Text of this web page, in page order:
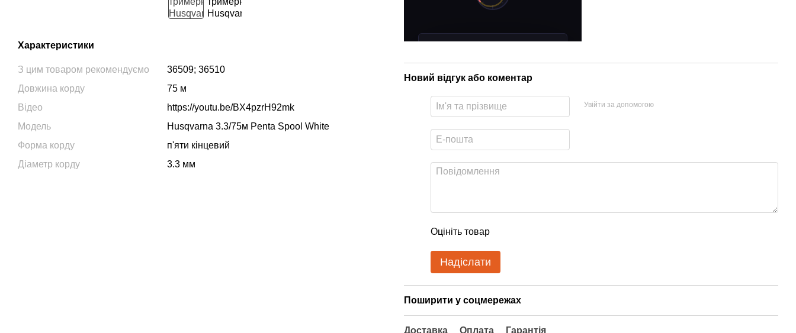
Характеристики
З цим товаром рекомендуємо
36509; 36510
Довжина корду
75 м
Відео
https://youtu.be/BX4pzrH92mk
Модель
Husqvarna 3.3/75м Penta Spool White
Форма корду
п'яти кінцевий
Діаметр корду
3.3 мм
Новий відгук або коментар
Увійти за допомогою
Оцініть товар
Надіслати
Поширити у соцмережах
Доставка Оплата Гарантія